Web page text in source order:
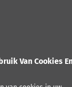
Van Cookies